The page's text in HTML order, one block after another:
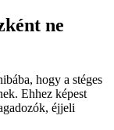
ne
hogy a stéges
Ehhez képest
éjjeli